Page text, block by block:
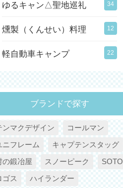
ゆるキャン△聖地巡礼 34
燻製（くんせい）料理 12
軽自動車キャンプ 22
ブランドで探す
ンマクデザイン
コールマン
ニフレーム
キャプテンスタッグ
の鍛冶屋
スノーピーク
SOTO
ゴス
ハイランダー